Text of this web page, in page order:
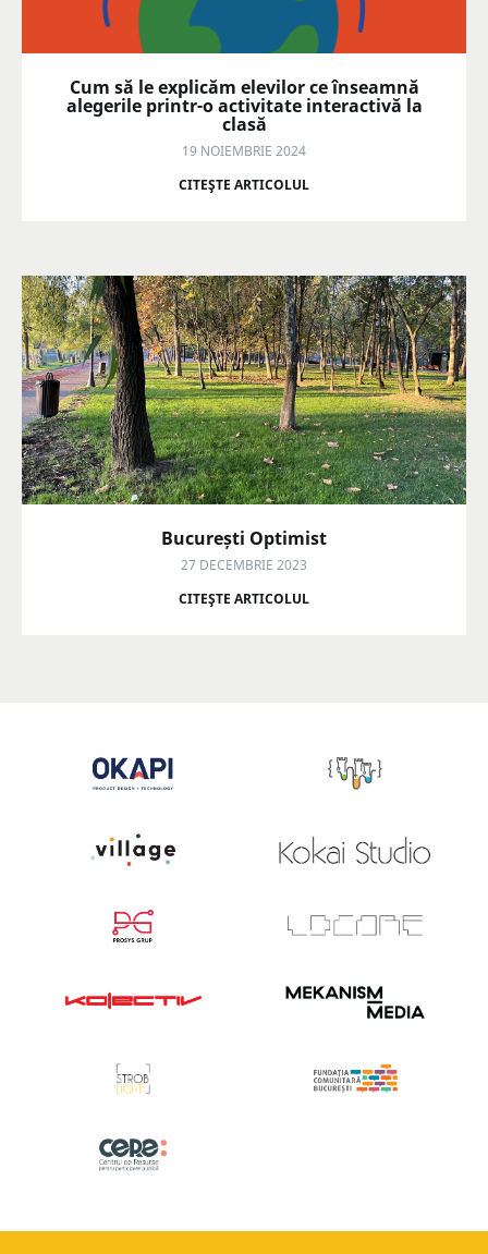
Cum să le explicăm elevilor ce înseamnă
alegerile printr-o activitate interactivă la
clasă
19 NOIEMBRIE 2024
CITEŞTE ARTICOLUL
București Optimist
27 DECEMBRIE 2023
CITEŞTE ARTICOLUL